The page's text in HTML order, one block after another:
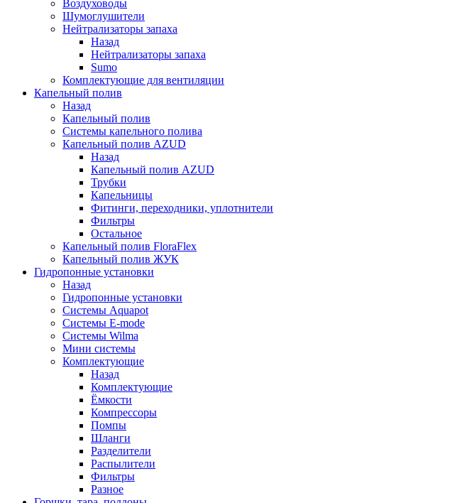
Воздуховоды
Шумоглушители
Нейтрализаторы запаха
Назад
Нейтрализаторы запаха
Sumo
Комплектующие для вентиляции
Капельный полив
Назад
Капельный полив
Системы капельного полива
Капельный полив AZUD
Назад
Капельный полив AZUD
Трубки
Капельницы
Фитинги, переходники, уплотнители
Фильтры
Остальное
Капельный полив FloraFlex
Капельный полив ЖУК
Гидропонные установки
Назад
Гидропонные установки
Системы Aquapot
Системы E-mode
Системы Wilma
Мини системы
Комплектующие
Назад
Комплектующие
Ёмкости
Компрессоры
Помпы
Шланги
Разделители
Распылители
Фильтры
Разное